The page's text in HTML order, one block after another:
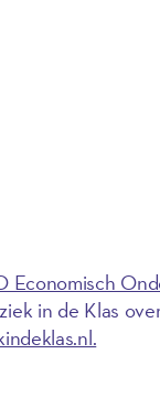
Economisch
in de Klas